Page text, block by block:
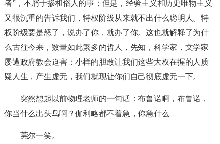
者”，不屑于掺和俗人的事；但是，经验主义和历史唯物主义
又很沉重的告诉我们，特权阶级从来就不出什么聪明人。特
权阶级要是怒了，说办了你，就办了你。这也就解释了为什
么古往今来，数量如此繁多的哲人，先知，科学家，文学家
屡遭政府教会迫害：小样的胆敢让我们这些大权在握的人质
疑人生，产生虚无，我们就现让你们自己彻底虚无一下。
突然想起以前物理老师的一句话：布鲁诺啊，布鲁诺，
你当什么出头鸟啊？伽利略都不着急，你急什么
莞尔一笑。